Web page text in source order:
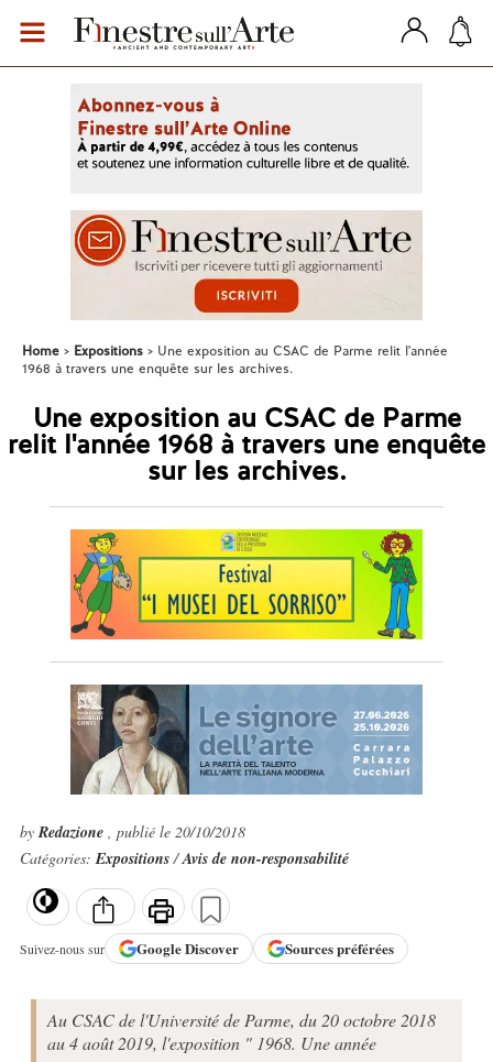
Home Expositions
Une exposition au CSAC de Parme relit l'année
1968 à travers une enquête sur les archives.
Une exposition au CSAC de Parme
relit l'année 1968 à travers une enquête
sur les archives.
byRedazione , publié le 20/10/2018
Catégories:Expositions/Avis de non-responsabilité
Suivez-nous sur GoogleDiscover Sources préférées
Au CSAC de l'Université de Parme, du 20 octobre 2018
au 4 août 2019, l'exposition " 1968. Une année